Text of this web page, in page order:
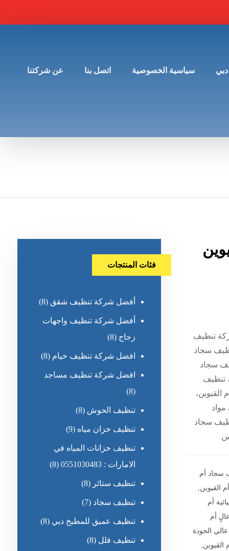
سياسية الخصوصية اتصل بنا عن شركتنا
تنظيف
سجاد
سجاد
تنظيف
سجاد
سجاد أم
القيوين
أم
أم
الجودة
القيوين
فئات المنتجات
أفضل شركة تنظيف شقق (8)
أفضل شركة تنظيف واجهات
زجاج (8)
افضل شركة تنظيف خيام (8)
افضل شركة تنظيف مساجد
(8)
تنظيف الحوش (8)
تنظيف خزان مياه (9)
تنظيف خزانات المياه في
الامارات : 0551030483
(8)
تنظيف ستائر (8)
تنظيف سجاد (7)
تنظيف عميق للمطبخ دبي (8)
تنظيف فلل (8)